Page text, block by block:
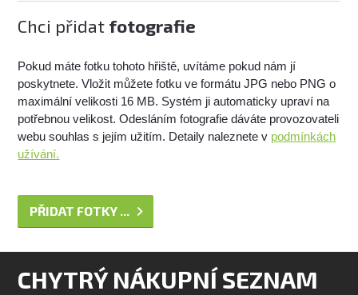
Chci přidat fotografie
Pokud máte fotku tohoto hřiště, uvítáme pokud nám jí
poskytnete. Vložit můžete fotku ve formátu JPG nebo PNG o
maximální velikosti 16 MB. Systém ji automaticky upraví na
potřebnou velikost. Odesláním fotografie dáváte provozovateli
webu souhlas s jejím užitím. Detaily naleznete v podmínkách
užívání.
PŘIDAT FOTKY ...
CHYTRÝ NÁKUPNÍ SEZNAM